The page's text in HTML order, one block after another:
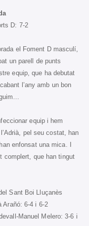
D: 7-2
el Foment D masculí,
un parell de punts
equip, que ha debutat
l’any amb un bon
equip i hem
pel seu costat, han
enfonsat una mica. I
complert, que han tingut
Sant Boi Lluçanès
Arañó: 6-4 i 6-2
Manuel Melero: 3-6 i